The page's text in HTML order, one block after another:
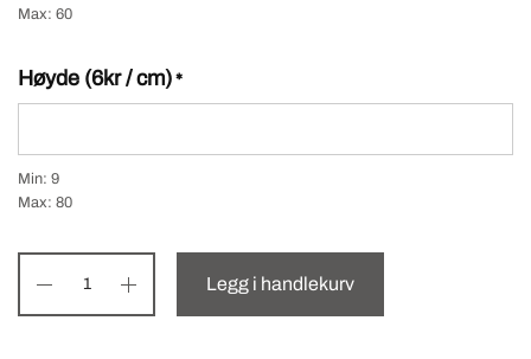
Max: 60
Høyde (6kr / cm)*
Min: 9
Max: 80
Legg i handlekurv